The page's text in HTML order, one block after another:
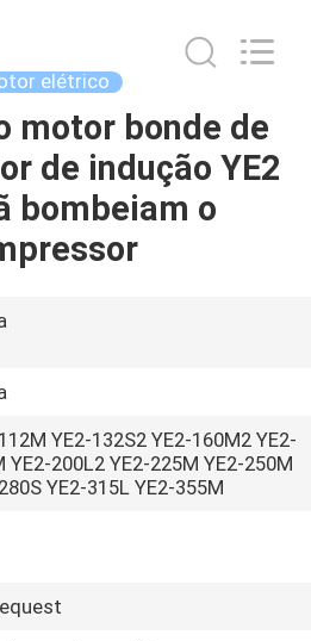
elétrico
motor bonde de
de indução YE2
bombeiam o
YE2-132S2 YE2-160M2 YE2-
YE2-200L2 YE2-225M YE2-250M
YE2-315L YE2-355M